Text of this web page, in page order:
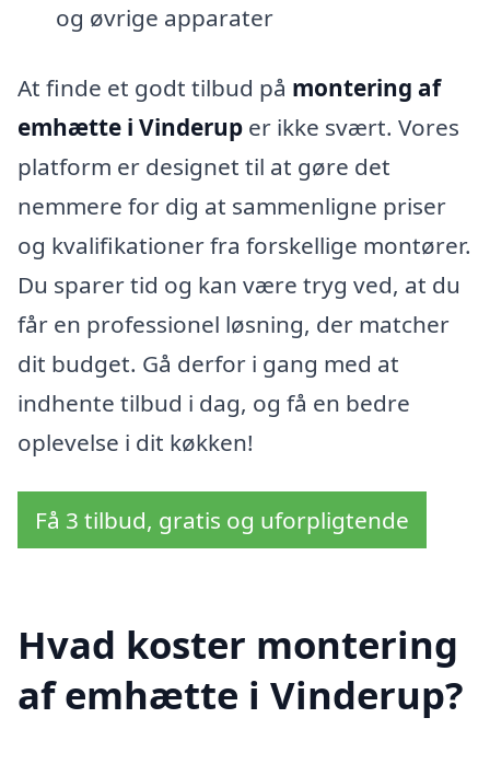
og øvrige apparater
At finde et godt tilbud på montering af
emhætte i Vinderup er ikke svært. Vores
platform er designet til at gøre det
nemmere for dig at sammenligne priser
og kvalifikationer fra forskellige montører.
Du sparer tid og kan være tryg ved, at du
får en professionel løsning, der matcher
dit budget. Gå derfor i gang med at
indhente tilbud i dag, og få en bedre
oplevelse i dit køkken!
Få 3 tilbud, gratis og uforpligtende
Hvad koster montering
af emhætte i Vinderup?